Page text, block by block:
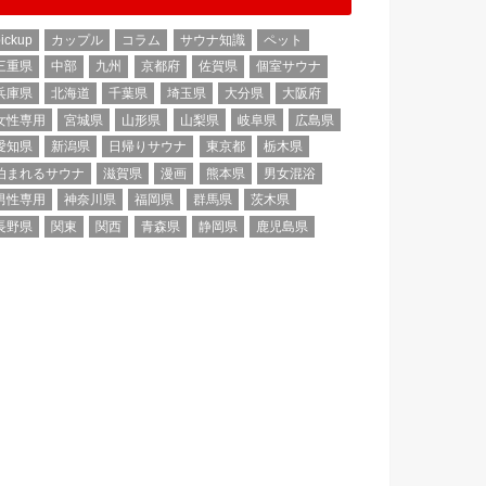
カップル コラム サウナ知識
ペット
重県
中部 九州 京都府 佐賀県
個室サウナ
庫県
北海道 千葉県 埼玉県 大分県
大阪府
性専用
宮城県 山形県 山梨県 岐阜県
広島県
知県
新潟県 日帰りサウナ 東京都
栃木県
まれるサウナ
滋賀県 漫画 熊本県
男女混浴
性専用
神奈川県 福岡県 群馬県
茨木県
野県
関東 関西 青森県 静岡県 鹿児島県